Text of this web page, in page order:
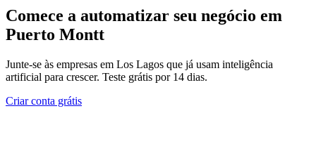
Comece a automatizar seu negócio em
Puerto Montt
Junte-se às empresas em Los Lagos que já usam inteligência
artificial para crescer. Teste grátis por 14 dias.
Criar conta grátis